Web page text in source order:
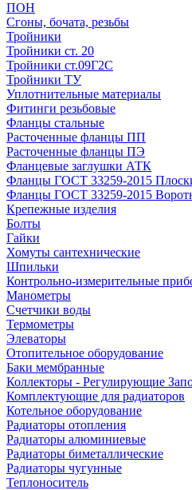
ПОН
Сгоны, бочата, резьбы
Тройники
Тройники ст. 20
Тройники ст.09Г2С
Тройники ТУ
Уплотнительные материалы
Фитинги резьбовые
Фланцы стальные
Расточенные фланцы ПП
Расточенные фланцы ПЭ
Фланцевые заглушки АТК
Фланцы ГОСТ 33259-2015
Фланцы ГОСТ 33259-2015
Крепежные изделия
Болты
Гайки
Хомуты сантехнические
Шпильки
Контрольно-измерительные
Манометры
Счетчики воды
Термометры
Элеваторы
Отопительное оборудование
Баки мембранные
Коллекторы - Регулирующие
Комплектующие для радиаторов
Котельное оборудование
Радиаторы отопления
Радиаторы алюминиевые
Радиаторы биметаллические
Радиаторы чугунные
Теплоноситель